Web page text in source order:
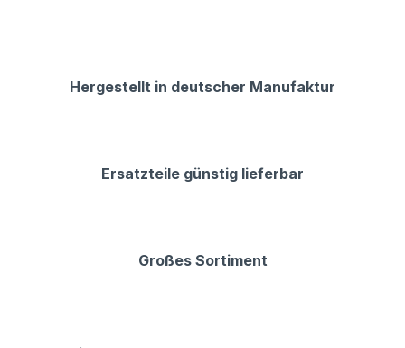
Hergestellt in deutscher Manufaktur
Ersatzteile günstig lieferbar
Großes Sortiment